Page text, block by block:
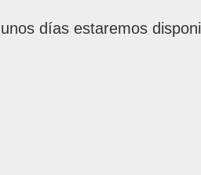
días estaremos